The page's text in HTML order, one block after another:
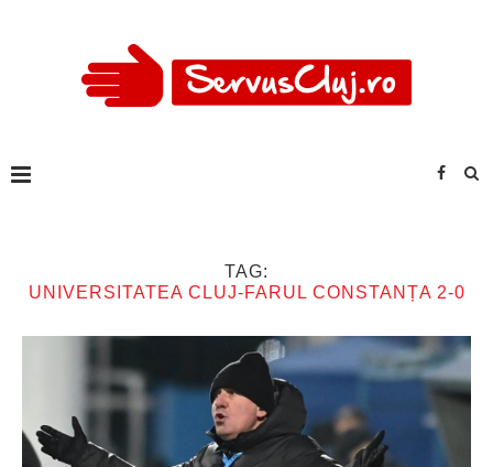
TAG:
UNIVERSITATEA CLUJ-FARUL CONSTANȚA 2-0